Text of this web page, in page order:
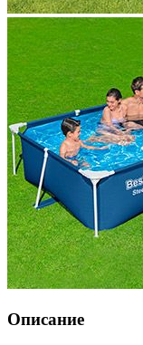
Описание